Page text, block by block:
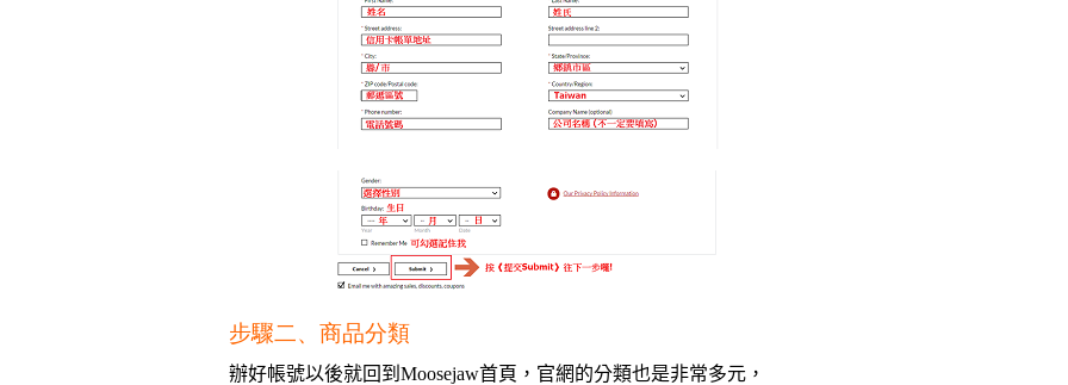
步驟二、商品分類
辦好帳號以後就回到 Moosejaw首頁，官網的分類也是非常多元，